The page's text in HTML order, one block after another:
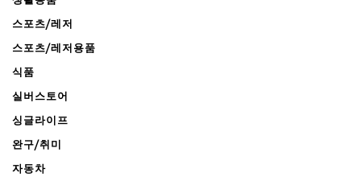
스포츠/레저
스포츠/레저용품
식품
실버스토어
싱글라이프
완구/취미
자동차